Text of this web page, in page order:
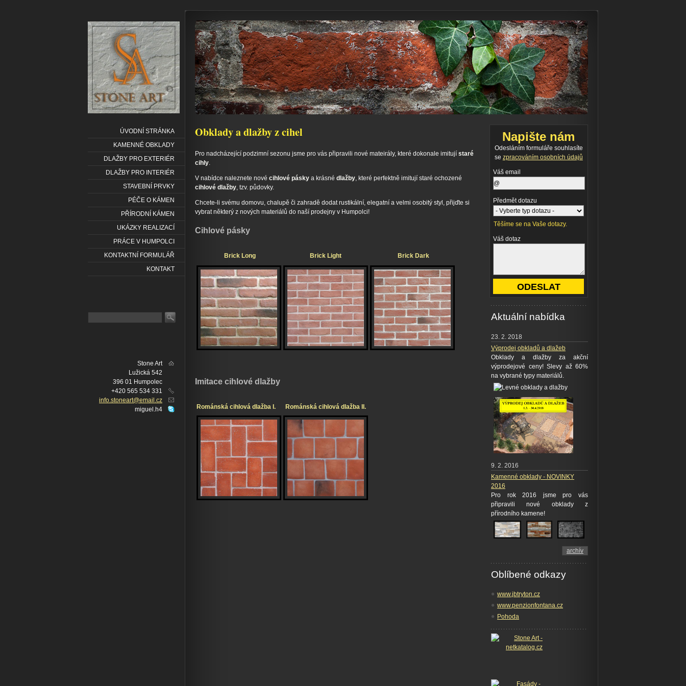
Obklady a dlažby z cihel
Pro nadcházející podzimní sezonu jsme pro vás připravili nové mateirály, které dokonale imitují staré
cihly.
V nabídce naleznete nové cihlové pásky a krásné dlažby, které perfektně imitují staré ochozené
cihlové dlažby, tzv. půdovky.
Chcete-li svému domovu, chalupě či zahradě dodat rustikální, elegatní a velmi osobitý styl, přijďte si
vybrat některý z nových materiálů do naší prodejny v Humpolci!
Cihlové pásky
Brick Long Brick Light Brick Dark
Imitace cihlové dlažby
Románská cihlová dlažba I. Románská cihlová dlažba II.
Napište nám
Odesláním formuláře souhlasíte
se zpracováním osobních údajů
Váš email
Předmět dotazu
Těšíme se na Vaše dotazy.
Váš dotaz
Aktuální nabídka
23. 2. 2018
Výprodej obkladů a dlažeb
Obklady a dlažby za akční
výprodejové ceny! Slevy až 60%
na vybrané typy materiálů.
9. 2. 2016
Kamenné obklady - NOVINKY
2016
Pro rok 2016 jsme pro vás
připravili nové obklady z
přírodního kamene!
archív
Oblíbené odkazy
www.jbtryton.cz
www.penzionfontana.cz
Pohoda
ÚVODNÍ STRÁNKA
KAMENNÉ OBKLADY
DLAŽBY PRO EXTERIÉR
DLAŽBY PRO INTERIÉR
STAVEBNÍ PRVKY
PÉČE O KÁMEN
PŘÍRODNÍ KÁMEN
UKÁZKY REALIZACÍ
PRÁCE V HUMPOLCI
KONTAKTNÍ FORMULÁŘ
KONTAKT
Stone Art
Lužická 542
396 01 Humpolec
+420 565 534 331
info.stoneart@email.cz
miguel.h4